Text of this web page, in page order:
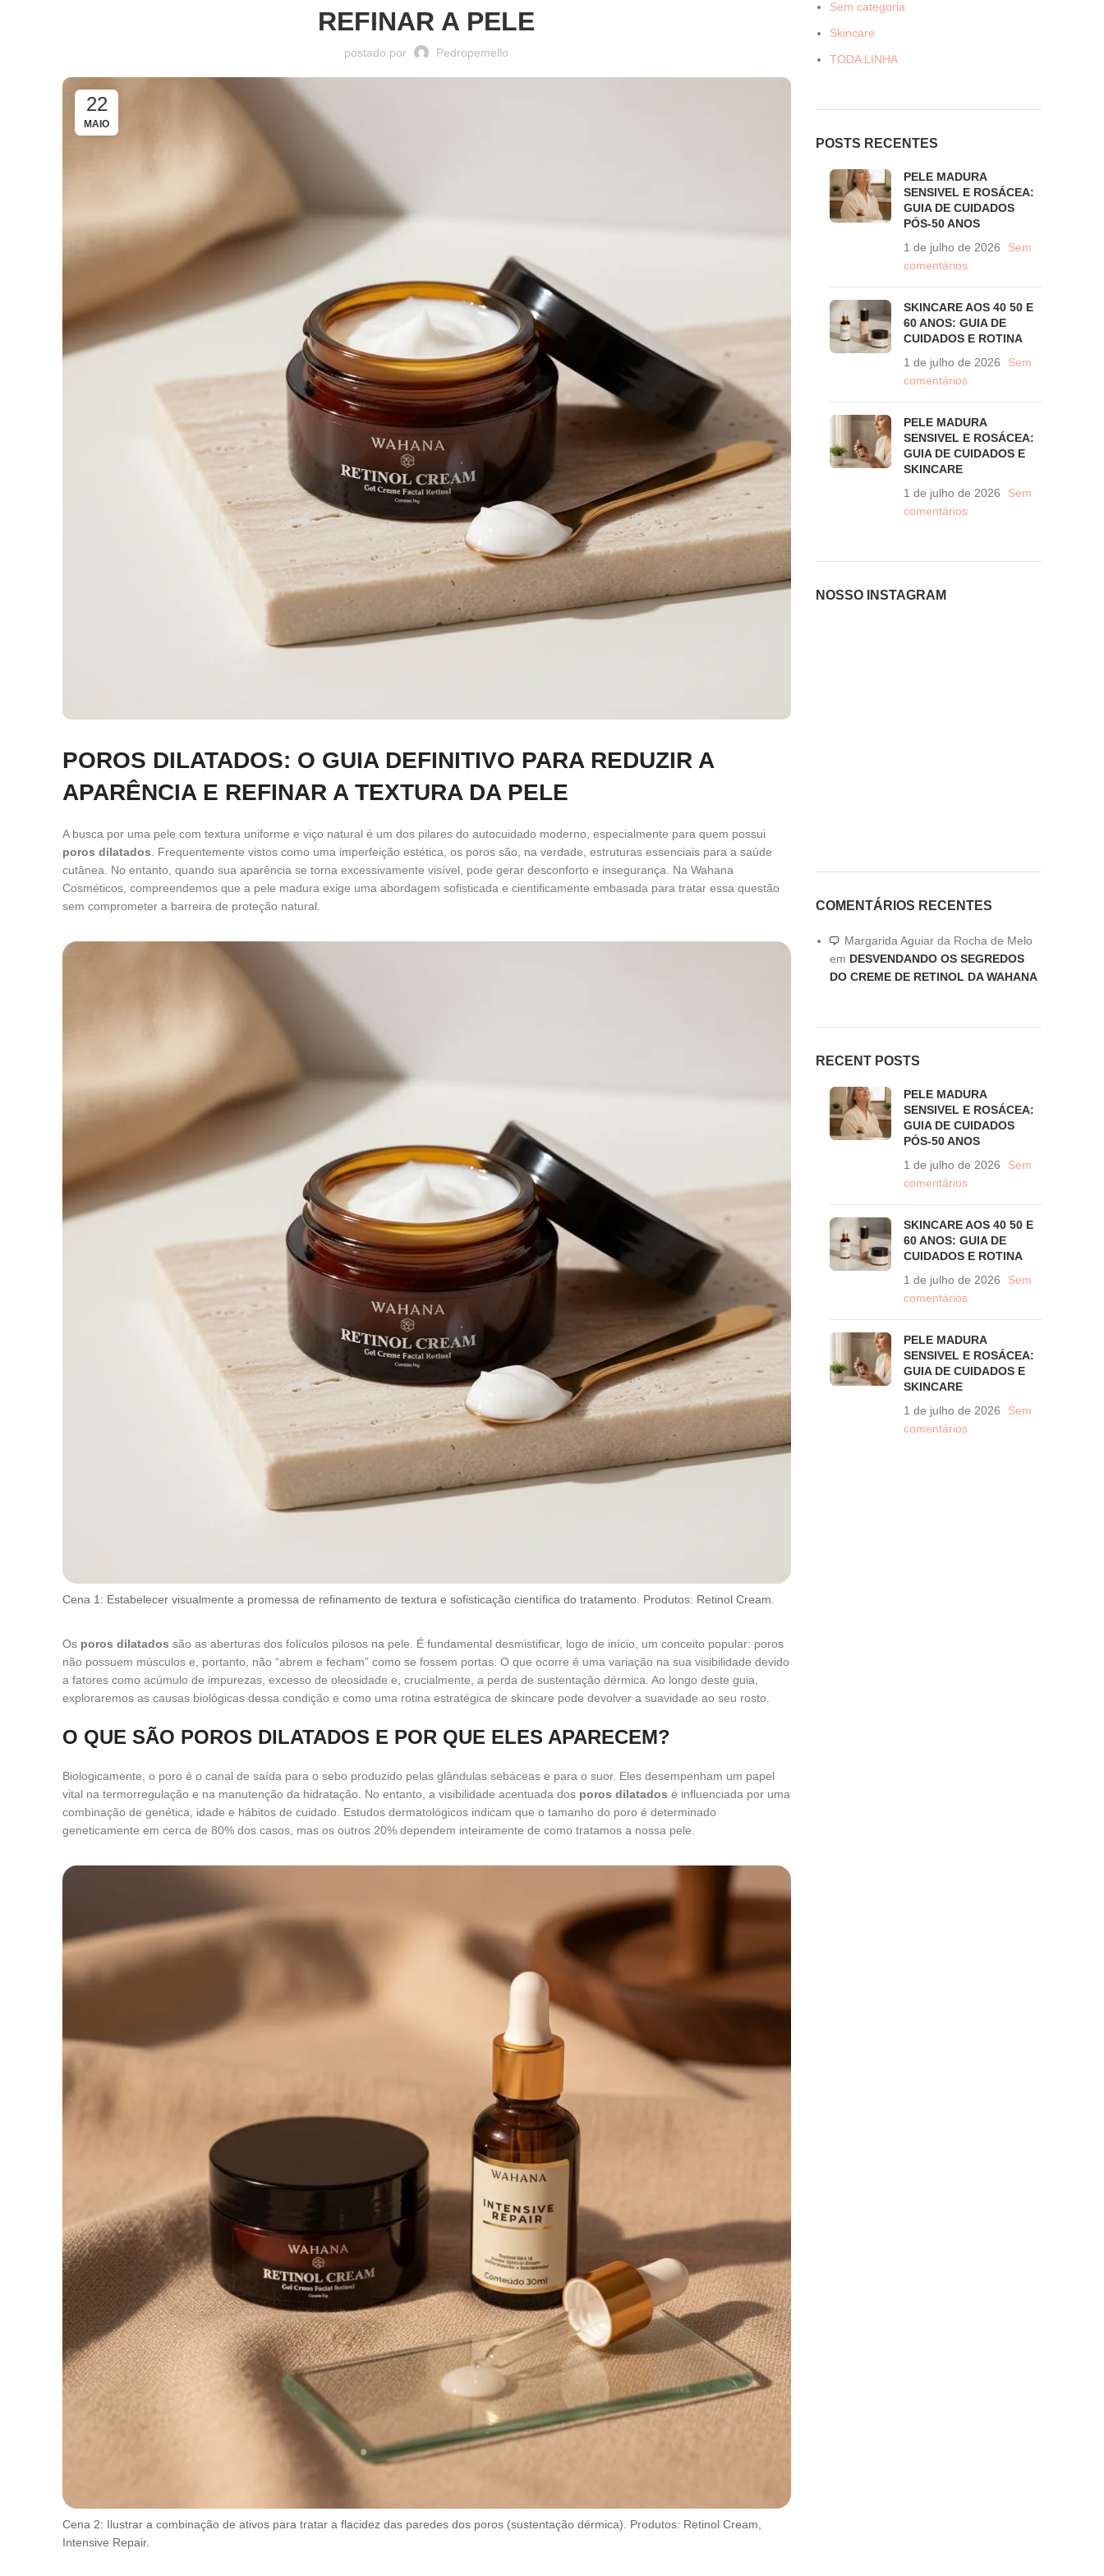
REFINAR A PELE
postado por Pedropemello
22
MAIO
POROS DILATADOS: O GUIA DEFINITIVO PARA REDUZIR A
APARÊNCIA E REFINAR A TEXTURA DA PELE
A busca por uma pele com textura uniforme e viço natural é um dos pilares do autocuidado moderno, especialmente para quem possui
poros dilatados. Frequentemente vistos como uma imperfeição estética, os poros são, na verdade, estruturas essenciais para a saúde
cutânea. No entanto, quando sua aparência se torna excessivamente visível, pode gerar desconforto e insegurança. Na Wahana
Cosméticos, compreendemos que a pele madura exige uma abordagem sofisticada e cientificamente embasada para tratar essa questão
sem comprometer a barreira de proteção natural.
Cena 1: Estabelecer visualmente a promessa de refinamento de textura e sofisticação científica do tratamento. Produtos: Retinol Cream.
Os poros dilatados são as aberturas dos folículos pilosos na pele. É fundamental desmistificar, logo de início, um conceito popular: poros
não possuem músculos e, portanto, não “abrem e fecham” como se fossem portas. O que ocorre é uma variação na sua visibilidade devido
a fatores como acúmulo de impurezas, excesso de oleosidade e, crucialmente, a perda de sustentação dérmica. Ao longo deste guia,
exploraremos as causas biológicas dessa condição e como uma rotina estratégica de skincare pode devolver a suavidade ao seu rosto.
O QUE SÃO POROS DILATADOS E POR QUE ELES APARECEM?
Biologicamente, o poro é o canal de saída para o sebo produzido pelas glândulas sebáceas e para o suor. Eles desempenham um papel
vital na termorregulação e na manutenção da hidratação. No entanto, a visibilidade acentuada dos poros dilatados é influenciada por uma
combinação de genética, idade e hábitos de cuidado. Estudos dermatológicos indicam que o tamanho do poro é determinado
geneticamente em cerca de 80% dos casos, mas os outros 20% dependem inteiramente de como tratamos a nossa pele.
Cena 2: Ilustrar a combinação de ativos para tratar a flacidez das paredes dos poros (sustentação dérmica). Produtos: Retinol Cream,
Intensive Repair.
Sem categoria
Skincare
TODA LINHA
POSTS RECENTES
PELE MADURA
SENSIVEL E ROSÁCEA:
GUIA DE CUIDADOS
PÓS-50 ANOS
1 de julho de 2026
Sem
comentários
SKINCARE AOS 40 50 E
60 ANOS: GUIA DE
CUIDADOS E ROTINA
1 de julho de 2026
Sem
comentários
PELE MADURA
SENSIVEL E ROSÁCEA:
GUIA DE CUIDADOS E
SKINCARE
1 de julho de 2026
Sem
comentários
NOSSO INSTAGRAM
COMENTÁRIOS RECENTES
Margarida Aguiar da Rocha de Melo
em DESVENDANDO OS SEGREDOS
DO CREME DE RETINOL DA WAHANA
RECENT POSTS
PELE MADURA
SENSIVEL E ROSÁCEA:
GUIA DE CUIDADOS
PÓS-50 ANOS
1 de julho de 2026
Sem
comentários
SKINCARE AOS 40 50 E
60 ANOS: GUIA DE
CUIDADOS E ROTINA
1 de julho de 2026
Sem
comentários
PELE MADURA
SENSIVEL E ROSÁCEA:
GUIA DE CUIDADOS E
SKINCARE
1 de julho de 2026
Sem
comentários